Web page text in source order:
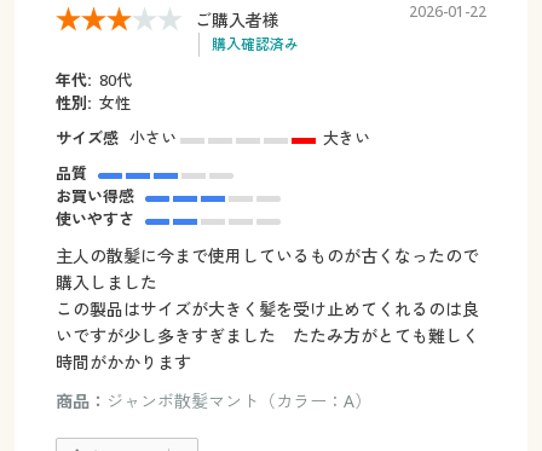
ご購入者様
購入確認済み
2026-01-22
年代: 80代
性別: 女性
サイズ感 小さい
大きい
品質
お買い得感
使いやすさ
主人の散髪に今まで使用しているものが古くなったので
購入しました
この製品はサイズが大きく髪を受け止めてくれるのは良
いですが少し多きすぎました たたみ方がとても難しく
時間がかかります
商品： ジャンボ散髪マント（カラー：A）